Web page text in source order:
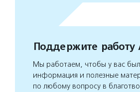
Поддержите работу
Мы работаем, чтобы у вас
информация и полезные
по любому вопросу в